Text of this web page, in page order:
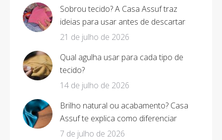
Sobrou tecido? A Casa Assuf traz
ideias para usar antes de descartar
21 de julho de 2026
Qual agulha usar para cada tipo de
tecido?
14 de julho de 2026
Brilho natural ou acabamento? Casa
Assuf te explica como diferenciar
7 de julho de 2026